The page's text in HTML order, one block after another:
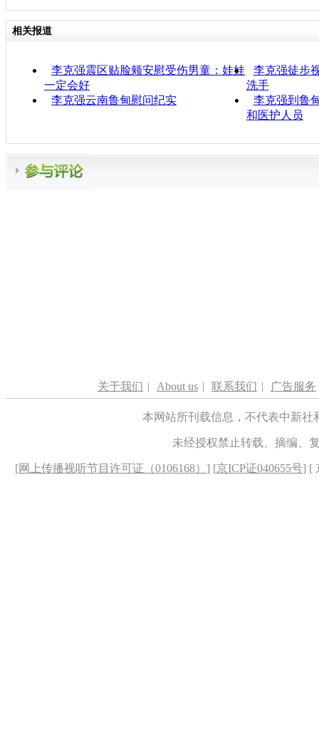
相关报道
李克强震区贴脸颊安慰受伤男童：娃娃
一定会好
李克强徒步
洗手
李克强云南鲁甸慰问纪实
李克强到鲁
和医护人员
关于我们 | About us | 联系我们 | 广告服务
本网站所刊载信息，不代表中新
未经授权禁止转载、摘编、
[网上传播视听节目许可证（0106168） ] [京ICP证040655号] [